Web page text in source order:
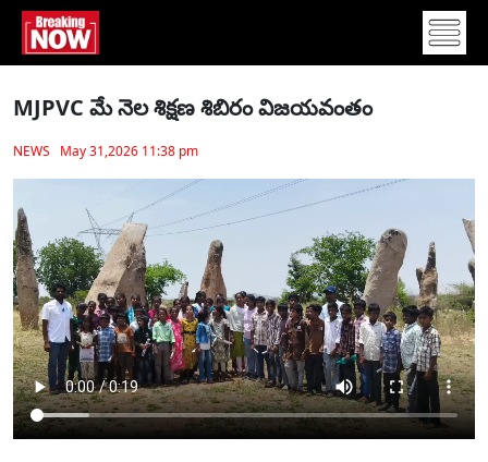
MJPVC మే నెల శిక్షణ శిబిరం విజయవంతం
NEWS May 31,2026 11:38 pm